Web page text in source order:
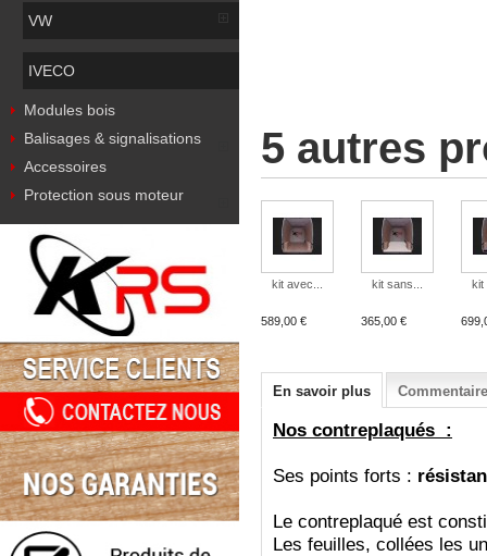
VW
IVECO
Modules bois
Balisages & signalisations
Accessoires
Protection sous moteur
5 autres
kit avec...
589,00 €
kit sans...
365,00 €
kit
En savoir plus
Nos contreplaqués :
Ses points forts :
Le contreplaqué est
Les feuilles, collées les